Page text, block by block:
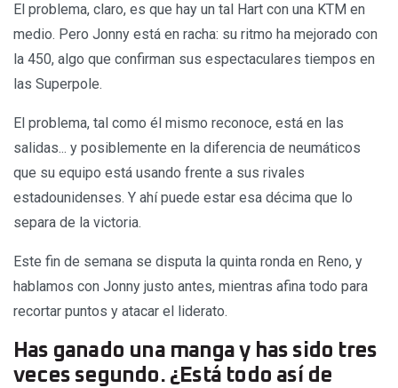
El problema, claro, es que hay un tal Hart con una KTM en
medio. Pero Jonny está en racha: su ritmo ha mejorado con
la 450, algo que confirman sus espectaculares tiempos en
las Superpole.
El problema, tal como él mismo reconoce, está en las
salidas... y posiblemente en la diferencia de neumáticos
que su equipo está usando frente a sus rivales
estadounidenses. Y ahí puede estar esa décima que lo
separa de la victoria.
Este fin de semana se disputa la quinta ronda en Reno, y
hablamos con Jonny justo antes, mientras afina todo para
recortar puntos y atacar el liderato.
Has ganado una manga y has sido tres
veces segundo. ¿Está todo así de